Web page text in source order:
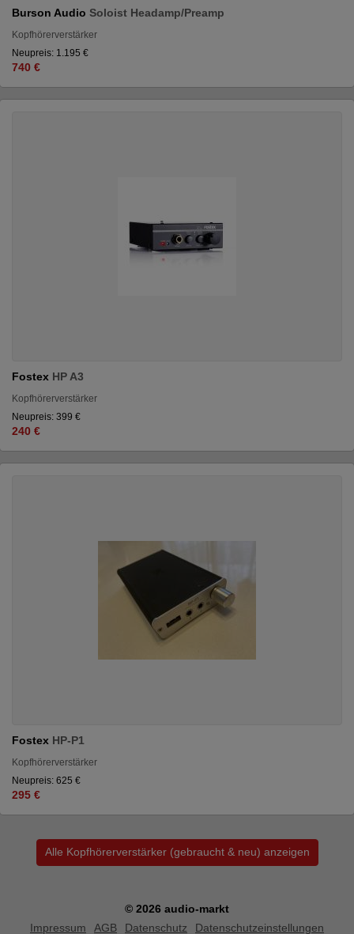
Burson Audio Soloist Headamp/Preamp
Kopfhörerverstärker
Neupreis: 1.195 €
740 €
Fostex HP A3
Kopfhörerverstärker
Neupreis: 399 €
240 €
Fostex HP-P1
Kopfhörerverstärker
Neupreis: 625 €
295 €
Alle Kopfhörerverstärker (gebraucht & neu) anzeigen
© 2026 audio-markt
Impressum
AGB Datenschutz Datenschutzeinstellungen